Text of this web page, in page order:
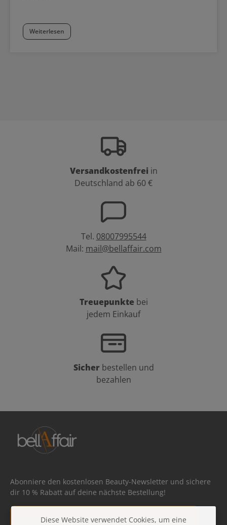
Weiterlesen
Versandkostenfrei in
Deutschland ab 60 €
Tel. 08007995544
Mail: mail@bellaffair.com
Treuepunkte bei
jedem Einkauf
Sicher bestellen und
bezahlen
Abonniere den kostenlosen Beauty-Newsletter und sichere
dir 10 % Rabatt auf deine nächste Bestellung!
E-Mail-Adresse*
Diese Website verwendet Cookies, um eine